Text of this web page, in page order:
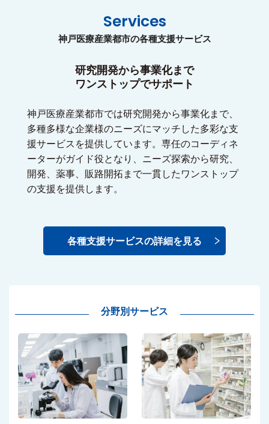
Services
神戸医療産業都市の各種支援サービス
研究開発から事業化まで
ワンストップでサポート
神戸医療産業都市では研究開発から事業化まで、
多種多様な企業様のニーズにマッチした多彩な支
援サービスを提供しています。専任のコーディネ
ーターがガイド役となり、ニーズ探索から研究、
開発、薬事、販路開拓まで一貫したワンストップ
の支援を提供します。
各種支援サービスの詳細を見る
分野別サービス